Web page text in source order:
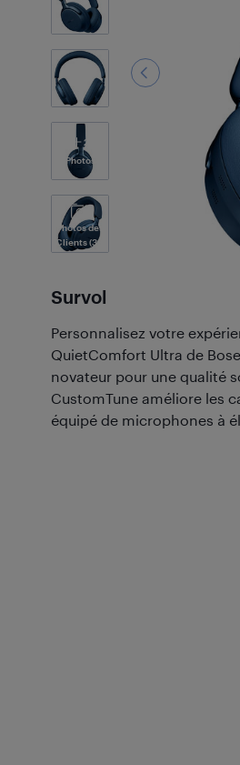
2
Photos
Photos des
Clients (39)
Survol
Personnalisez votre
QuietComfort Ultra de
novateur pour une qualité
CustomTune améliore les
équipé de microphones à